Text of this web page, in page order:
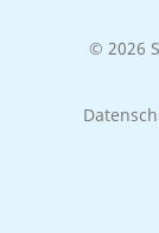
© 2026